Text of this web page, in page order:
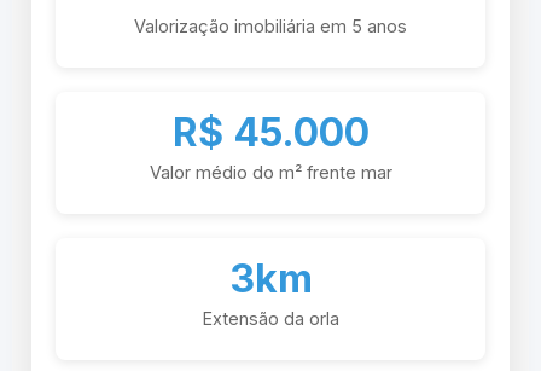
Valorização imobiliária em 5 anos
R$ 45.000
Valor médio do m² frente mar
3km
Extensão da orla